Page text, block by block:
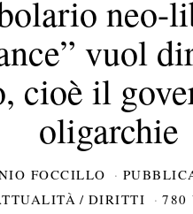
neo-
vuol
cioè il
oligarchie
FOCCILLO
/ DIRITTI 780